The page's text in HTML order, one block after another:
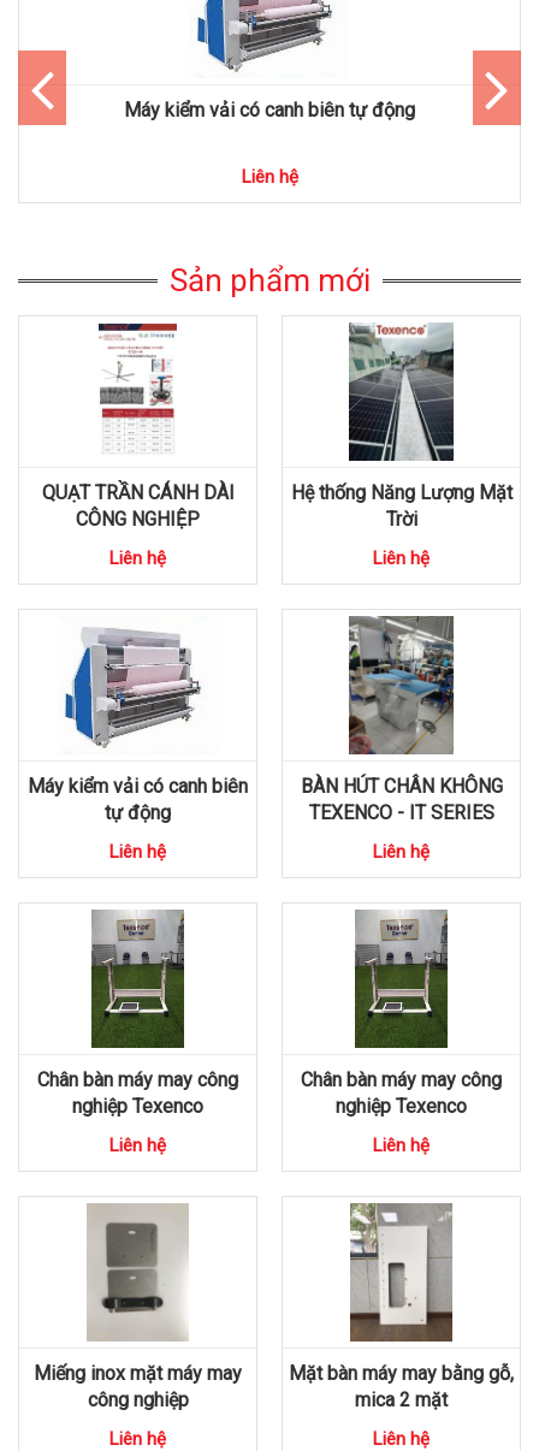
Máy kiểm vải có canh biên tự động
Liên hệ
Sản phẩm mới
QUẠT TRẦN CÁNH DÀI
CÔNG NGHIỆP
Liên hệ
Hệ thống Năng Lượng Mặt
Trời
Liên hệ
Máy kiểm vải có canh biên
tự động
Liên hệ
BÀN HÚT CHÂN KHÔNG
TEXENCO - IT SERIES
Liên hệ
Chân bàn máy may công
nghiệp Texenco
Liên hệ
Chân bàn máy may công
nghiệp Texenco
Liên hệ
Miếng inox mặt máy may
công nghiệp
Liên hệ
Mặt bàn máy may bằng gỗ,
mica 2 mặt
Liên hệ